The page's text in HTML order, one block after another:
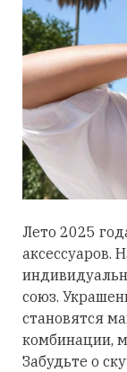
Лето 2025
аксессуаров.
союз.
становятся
комбинации,
Забудьте о